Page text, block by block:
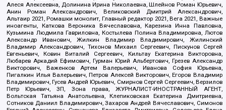
Алеся Алексеевна, Долинина Ирина Николаевна, Шлейнов Роман Юрьевич,
Анин Роман Александрович, Великовский Дмитрий Александрович,
Альтаир 2021, Ромашки монолит, Главный редактор 2021, Вега 2021, Важные
иноагенты, Каткова Вероника Вячеславовна, Карезина Инна Павловна,
Кузьмина Людмила Гавриловна, Костылева Полина Владимировна, Лютов
Александр Иванович, Жилкин Владимир Владимирович, Жилинский
Владимир Александрович, Тихонов Михаил Сергеевич, Пискунов Сергей
Евгеньевич, Ковин Виталий Сергеевич, Кильтау Екатерина Викторовна,
Любарев Аркадий Ефимович, Гурман Юрий Альбертович, Грезев Александр
Викторович, Важенков Артем Валерьевич, Иванова София Юрьевна,
Пигалкин Илья Валерьевич, Петров Алексей Викторович, Егоров Владимир
Владимирович, Гусев Андрей Юрьевич, Смирнов Сергей Сергеевич, Верзилов
Петр Юрьевич, ЗП, Зона права, ЖУРНАЛИСТ-ИНОСТРАННЫЙ АГЕНТ,
Вольтская Татьяна Анатольевна, Клепиковская Екатерина Дмитриевна,
Сотников Даниил Владимирович, Захаров Андрей Вячеславович, Симонов